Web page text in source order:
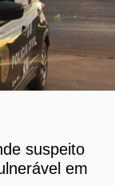
suspeito
em